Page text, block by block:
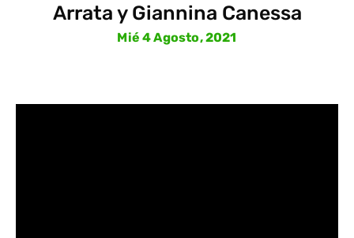
Arrata y Giannina Canessa
Mié 4 Agosto, 2021